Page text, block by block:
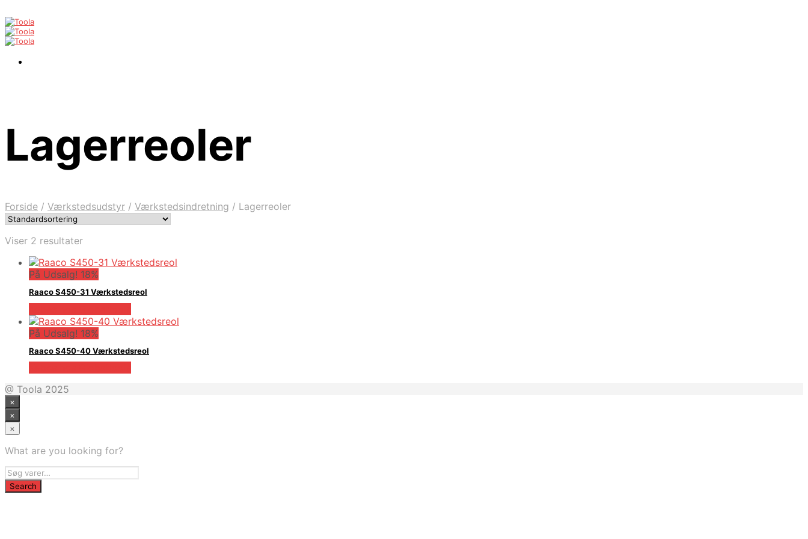
Lagerreoler
Forside / Værkstedsudstyr / Værkstedsindretning / Lagerreoler
Viser 2 resultater
På Udsalg! 18%
Raaco S450-31 Værkstedsreol
På Udsalg! 18%
Raaco S450-40 Værkstedsreol
@ Toola 2025
×
×
×
What are you looking for?